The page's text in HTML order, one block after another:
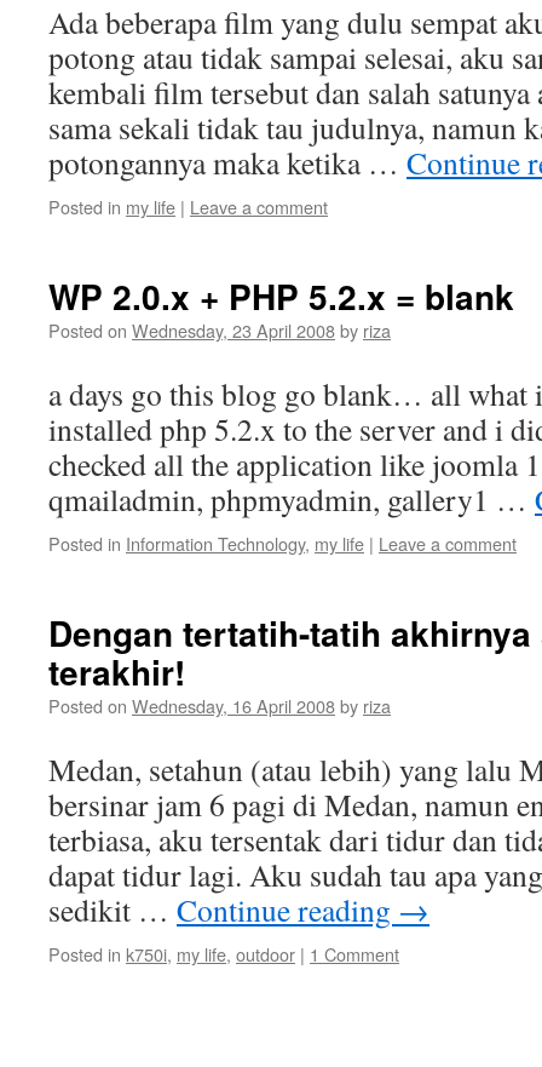
Ada beberapa film yang dulu sempat
potong atau tidak sampai selesai, aku
kembali film tersebut dan salah
sama sekali tidak tau judulnya, namun
potongannya maka ketika … Continue
Posted in my life | Leave a comment
WP 2.0.x + PHP 5.2.x = blank
Posted on Wednesday, 23 April 2008by riza
a days go this blog go blank… all what
installed php 5.2.x to the server and i
checked all the application like joomla
qmailadmin, phpmyadmin, gallery1 …
Posted in Information Technology, my life | Leave a comment
Dengan tertatih-tatih
terakhir!
Posted on Wednesday, 16 April 2008by riza
Medan, setahun (atau lebih) yang lalu
bersinar jam 6 pagi di Medan, namun
terbiasa, aku tersentak dari tidur dan
dapat tidur lagi. Aku sudah tau apa
sedikit … Continue reading →
Posted in k750i, my life, outdoor | 1 Comment